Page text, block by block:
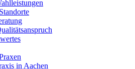
in Aachen